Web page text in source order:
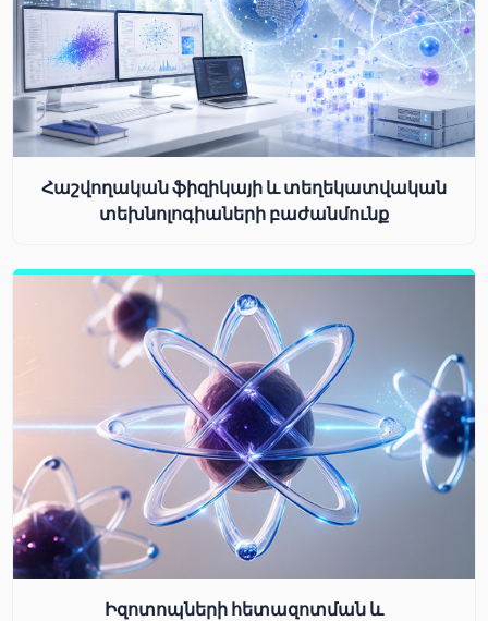
Հաշվողական ֆիզիկայի և տեղեկատվական
տեխնոլոգիաների բաժանմունք
Իզոտոպների հետազոտման և